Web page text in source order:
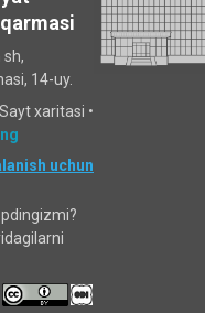
14-uy.
Sayt xaritasi •
uchun